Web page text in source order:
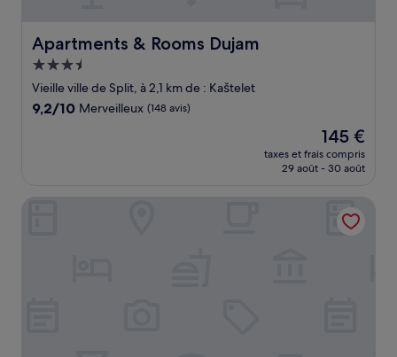
Apartments & Rooms Dujam
Apartments & Rooms Dujam
Hébergement
3.5 étoiles
Vieille ville de Split, à 2,1 km de : Kaštelet
9.2
9,2/10 Merveilleux (148 avis)
Le
nouveau
prix
de
145 €
145 €
taxes et frais compris
29 août - 30 août